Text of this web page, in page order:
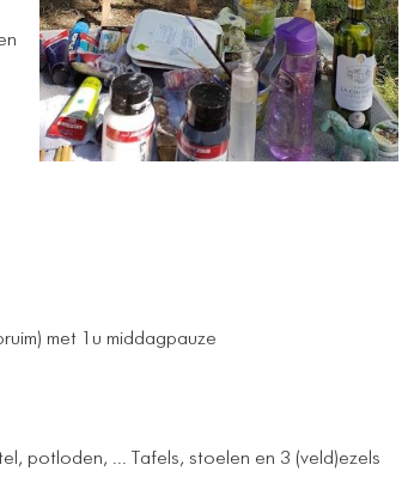
met 1u middagpauze
potloden, ... Tafels, stoelen en 3 (veld)ezels